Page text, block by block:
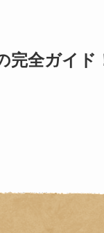
完全ガイド